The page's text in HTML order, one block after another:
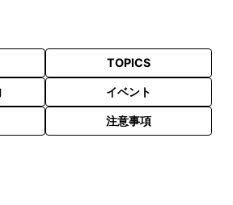
TOPICS
イベント
注意事項